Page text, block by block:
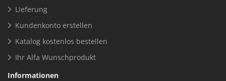
Lieferung
Kundenkonto erstellen
Katalog kostenlos bestellen
Ihr Alfa Wunschprodukt
Informationen